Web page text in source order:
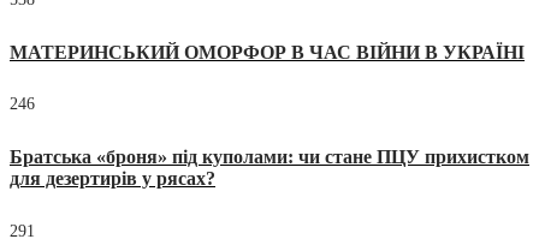
МАТЕРИНСЬКИЙ ОМОРФОР В ЧАС ВІЙНИ В УКРАЇНІ
246
Братська «броня» під куполами: чи стане ПЦУ прихистком
для дезертирів у рясах?
291